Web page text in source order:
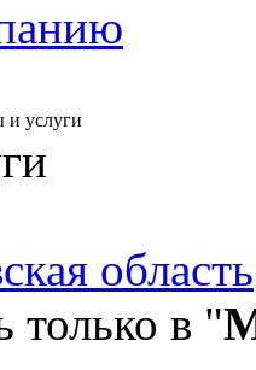
и услуги
область
только в "